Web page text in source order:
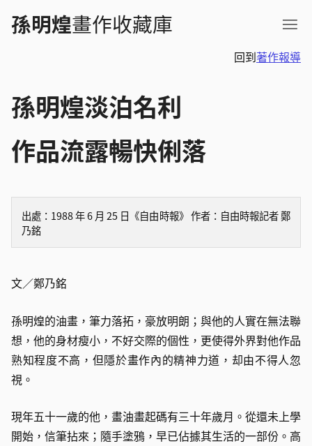
孫明煌畫作收藏庫
主題瀏覽
最新建檔
回到著作報導
孫明煌淡泊名利
作品流露暢快俐落
出處：1988 年 6 月 25 日《自由時報》 作者：自由時報記者 鄭
乃銘
文／鄭乃銘
孫明煌的油畫，筆力落拓，豪放明朗；與他的人實在無法聯
想，他的身材瘦小，不好交際的個性，更使得外界對他作品
熟知程度不高，但隱於畫作內的精神力道，却由不得人忽
視。
現年五十一歲的他，畫油畫起碼有三十年歲月。從還未上學
開始，信筆拈來；隨手塗鴉，早已佔據其生活的一部份。高